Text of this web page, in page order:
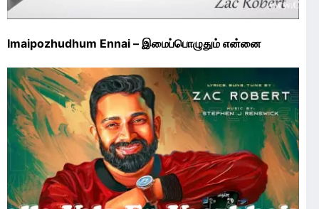
Imaipozhudhum Ennai – இமைப்பொழுதும் என்னை